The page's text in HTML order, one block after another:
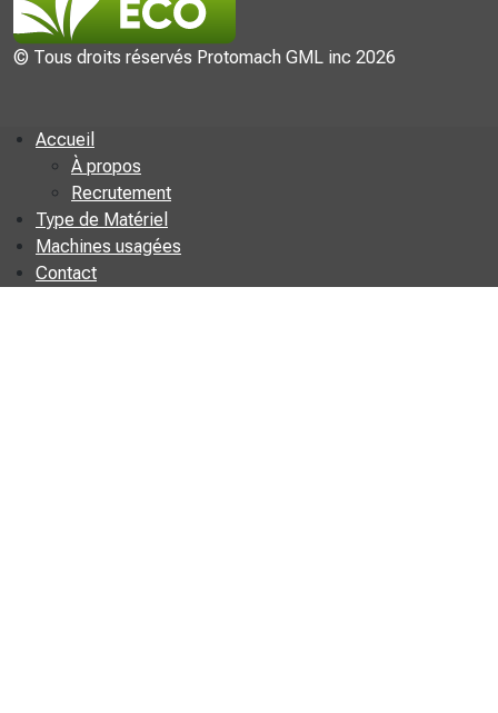
© Tous droits réservés Protomach GML inc 2026
Accueil
À propos
Recrutement
Type de Matériel
Machines usagées
Contact